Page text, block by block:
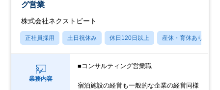
グ営業
株式会社ネクストビート
正社員採用 土日祝休み 休日120日以上 産休・育休あり
業務内容
■コンサルティング営業職
宿泊施設の経営も一般的な企業の経営同様